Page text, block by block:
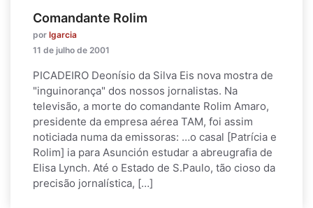
Comandante Rolim
por lgarcia
11 de julho de 2001
PICADEIRO Deonísio da Silva Eis nova mostra de
"inguinorança" dos nossos jornalistas. Na
televisão, a morte do comandante Rolim Amaro,
presidente da empresa aérea TAM, foi assim
noticiada numa da emissoras: …o casal [Patrícia e
Rolim] ia para Asunción estudar a abreugrafia de
Elisa Lynch. Até o Estado de S.Paulo, tão cioso da
precisão jornalística, […]